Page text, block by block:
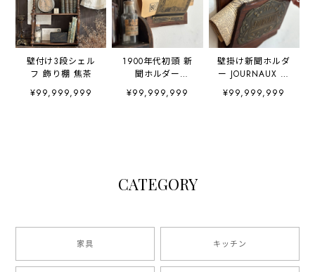
壁付け3段シェル
フ 飾り棚 焦茶
¥99,999,999
1900年代初頭 新
聞ホルダー
JOURNAUX
¥99,999,999
壁掛け新聞ホルダ
ー JOURNAUX さ
くらんぼ
¥99,999,999
CATEGORY
家具 キッチン